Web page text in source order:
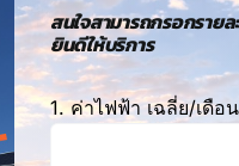
สนใจสามารถกรอกราย
ยินดีให้บริการ
1. ค่าไฟฟ้า เฉลี่ย/เดือ